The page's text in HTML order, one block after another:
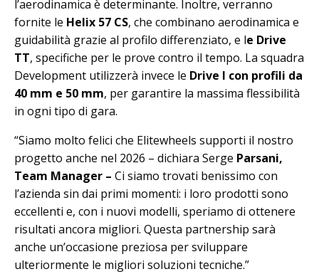
l’aerodinamica è determinante. Inoltre, verranno
fornite le Helix 57 CS, che combinano aerodinamica e
guidabilità grazie al profilo differenziato, e le Drive
TT, specifiche per le prove contro il tempo. La squadra
Development utilizzerà invece le Drive I con profili da
40 mm e 50 mm, per garantire la massima flessibilità
in ogni tipo di gara.
“Siamo molto felici che Elitewheels supporti il nostro
progetto anche nel 2026 – dichiara Serge Parsani,
Team Manager – Ci siamo trovati benissimo con
l’azienda sin dai primi momenti: i loro prodotti sono
eccellenti e, con i nuovi modelli, speriamo di ottenere
risultati ancora migliori. Questa partnership sarà
anche un’occasione preziosa per sviluppare
ulteriormente le migliori soluzioni tecniche.”